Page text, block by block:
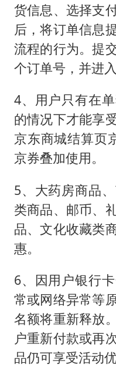
货信息、选择支
后，将订单信息
流程的行为。提
个订单号，并进
4、用户只有在
的情况下才能享
京东商城结算页
京券叠加使用。
5、大药房商品
类商品、邮币、
品、文化收藏类
惠。
6、因用户银行
常或网络异常等
名额将重新释放
户重新付款或再
品仍可享受活动优